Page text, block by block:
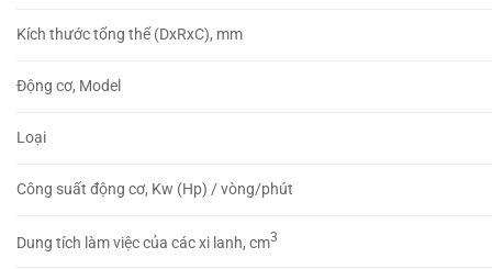
Kích thước tổng thể (DxRxC), mm
Động cơ, Model
Loại
Công suất động cơ, Kw (Hp) / vòng/phút
Dung tích làm việc của các xi lanh, cm3